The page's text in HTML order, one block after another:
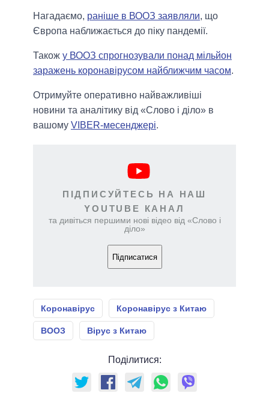
Нагадаємо, раніше в ВООЗ заявляли, що
Європа наближається до піку пандемії.
Також у ВООЗ спрогнозували понад мільйон
заражень коронавірусом найближчим часом.
Отримуйте оперативно найважливіші
новини та аналітику від «Слово і діло» в
вашому VIBER-месенджері.
ПІДПИСУЙТЕСЬ НА НАШ
YOUTUBE КАНАЛ
та дивіться першими нові відео від «Слово і
діло»
Підписатися
Коронавірус Коронавірус з Китаю
ВООЗ Вірус з Китаю
Поділитися: